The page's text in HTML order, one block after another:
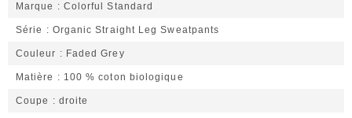
Marque Colorful Standard
Série Organic Straight Leg Sweatpants
Couleur Faded Grey
Matière 100 % coton biologique
Coupe droite